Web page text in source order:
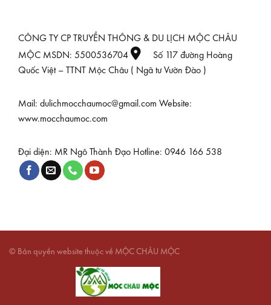
CÔNG TY CP TRUYỀN THÔNG & DU LỊCH MỘC CHÂU
MỘC MSDN: 5500536704
Số 117 đường Hoàng
Quốc Việt – TTNT Mộc Châu ( Ngã tư Vườn Đào )
Mail: dulichmocchaumoc@gmail.com Website:
www.mocchaumoc.com
Đại diện: MR Ngô Thành Đạo Hotline: 0946 166 538
© Bản quyền website thuộc về MỘC CHÂU MỘC